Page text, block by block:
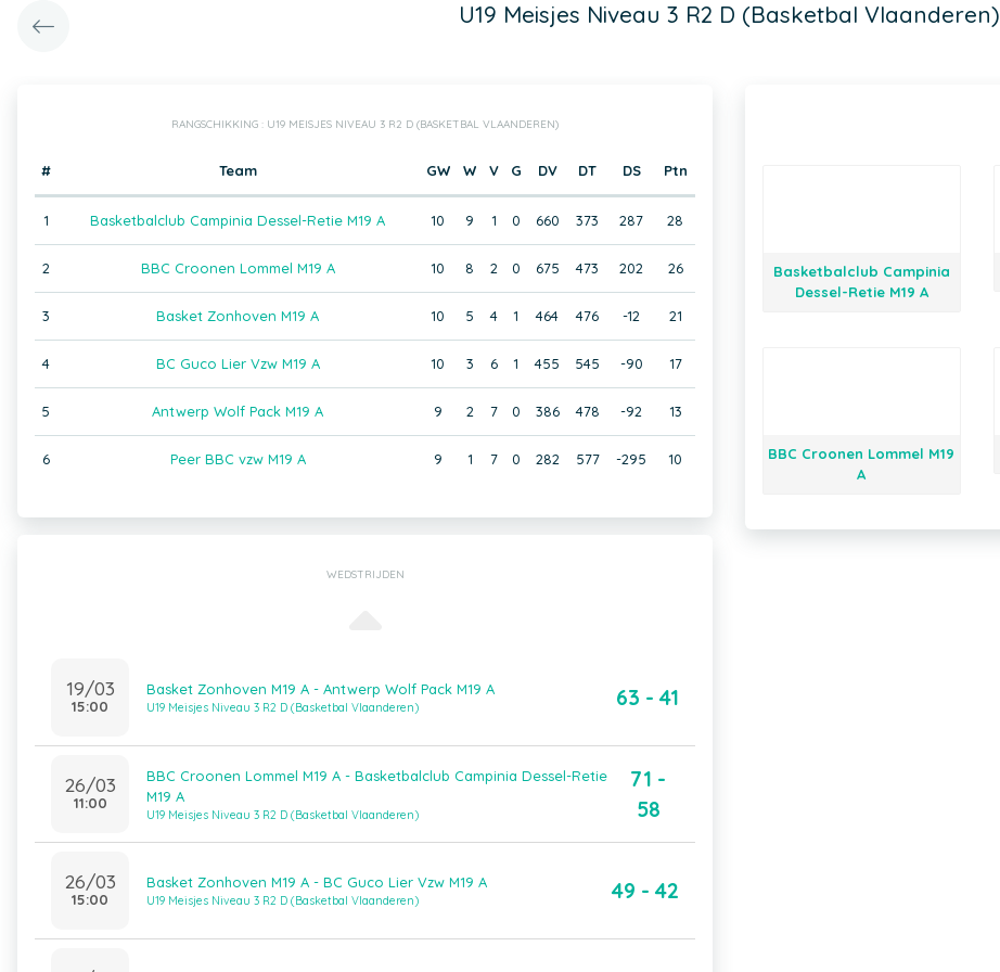
U19 Meisjes Niveau 3 R2 D (Basketbal Vlaanderen)
RANGSCHIKKING : U19 MEISJES NIVEAU 3 R2 D (BASKETBAL VLAANDEREN)
# Team GW W V G DV DT DS Ptn
1 Basketbalclub Campinia Dessel-Retie M19 A 10 9 1 0 660 373 287 28
2 BBC Croonen Lommel M19 A 10 8 2 0 675 473 202 26
3 Basket Zonhoven M19 A 10 5 4 1 464 476 -12 21
4 BC Guco Lier Vzw M19 A 10 3 6 1 455 545 -90 17
5 Antwerp Wolf Pack M19 A 9 2 7 0 386 478 -92 13
6 Peer BBC vzw M19 A 9 1 7 0 282 577 -295 10
Basketbalclub Campinia
Dessel-Retie M19 A
BBC Croonen Lommel M19
A
WEDSTRIJDEN
19/03
15:00
Basket Zonhoven M19 A - Antwerp Wolf Pack M19 A
U19 Meisjes Niveau 3 R2 D (Basketbal Vlaanderen) 63 - 41
26/03
11:00
BBC Croonen Lommel M19 A - Basketbalclub Campinia Dessel-Retie
M19 A
U19 Meisjes Niveau 3 R2 D (Basketbal Vlaanderen)
71 -
58
26/03
15:00
Basket Zonhoven M19 A - BC Guco Lier Vzw M19 A
U19 Meisjes Niveau 3 R2 D (Basketbal Vlaanderen) 49 - 42